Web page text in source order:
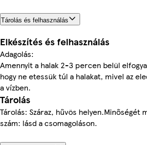
Tárolás és felhasználás
Elkészítés és felhasználás
Adagolás:
Amennyit a halak 2-3 percen belül
hogy ne etessük túl a halakat, mivel az
a vízben.
Tárolás
Tárolás: Száraz, hűvös helyen.Minőségét
szám: lásd a csomagoláson.